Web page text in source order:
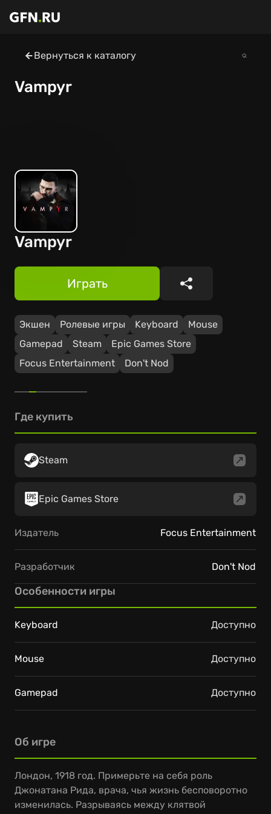
Вернуться к каталогу
Vampyr
Vampyr
Экшен Ролевые игры Keyboard
Mouse
Gamepad
Steam
Epic Games Store
Focus Entertainment
Don't Nod
Играть Поделиться
Об игре
Лондон, 1918 год. Примерьте на себя роль
Джонатана Рида, врача, чья жизнь бесповоротно
изменилась. Разрываясь между клятвой
Где купить
Steam
Epic Games Store
Издатель Focus Entertainment
Разработчик Don't Nod
Особенности игры
Keyboard Доступно
Mouse Доступно
Gamepad Доступно